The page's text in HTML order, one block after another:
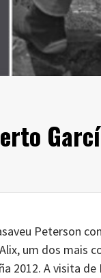
Peterson
um dos mais
2012. A visita